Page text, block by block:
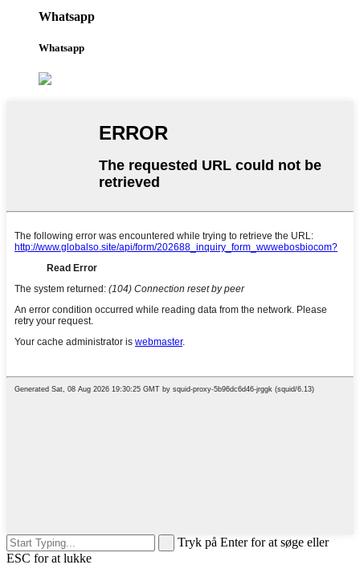
Whatsapp
Whatsapp
Tryk på Enter for at søge eller
ESC for at lukke